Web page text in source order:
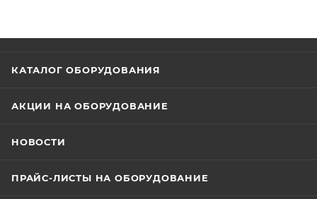
КАТАЛОГ ОБОРУДОВАНИЯ
АКЦИИ НА ОБОРУДОВАНИЕ
НОВОСТИ
ПРАЙС-ЛИСТЫ НА ОБОРУДОВАНИЕ